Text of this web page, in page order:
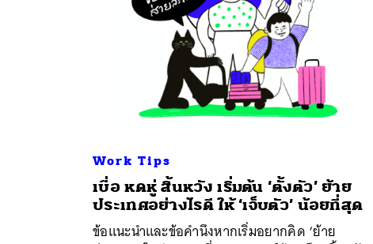
Work Tips
เบื่อ หดหู่ สิ้นหวัง เริ่มต้น ‘ตั้งตัว’ ย้าย
ประเทศอย่างไรดี ให้ ‘เจ็บตัว’ น้อยที่สุด
ข้อแนะนำและข้อคำนึงหากเริ่มอยากคิด ‘ย้าย